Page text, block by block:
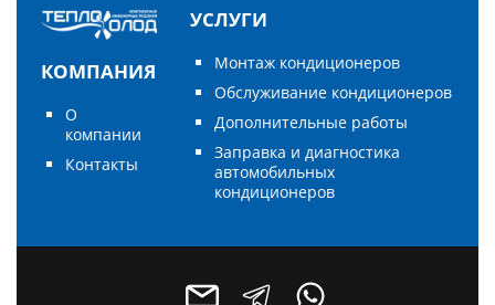
КОМПАНИЯ
О
компании
Контакты
УСЛУГИ
Монтаж кондиционеров
Обслуживание кондиционеров
Дополнительные работы
Заправка и диагностика
автомобильных
кондиционеров